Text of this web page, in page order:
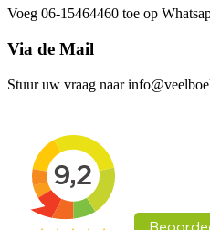
Voeg 06-15464460 toe op
Via de Mail
Stuur uw vraag naar